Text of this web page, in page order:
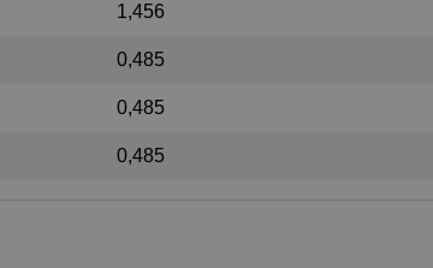
1,456
0,485
0,485
0,485